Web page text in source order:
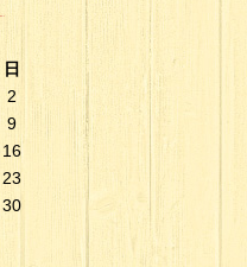
日
2
9
16
23
30